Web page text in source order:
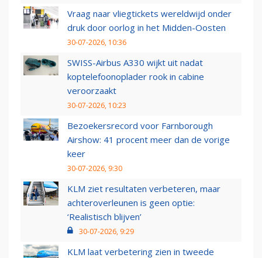
Vraag naar vliegtickets wereldwijd onder
druk door oorlog in het Midden-Oosten
30-07-2026, 10:36
SWISS-Airbus A330 wijkt uit nadat
koptelefoonoplader rook in cabine
veroorzaakt
30-07-2026, 10:23
Bezoekersrecord voor Farnborough
Airshow: 41 procent meer dan de vorige
keer
30-07-2026, 9:30
KLM ziet resultaten verbeteren, maar
achteroverleunen is geen optie:
‘Realistisch blijven’
30-07-2026, 9:29
KLM laat verbetering zien in tweede